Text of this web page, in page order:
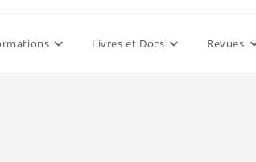
Livres et Docs Revues